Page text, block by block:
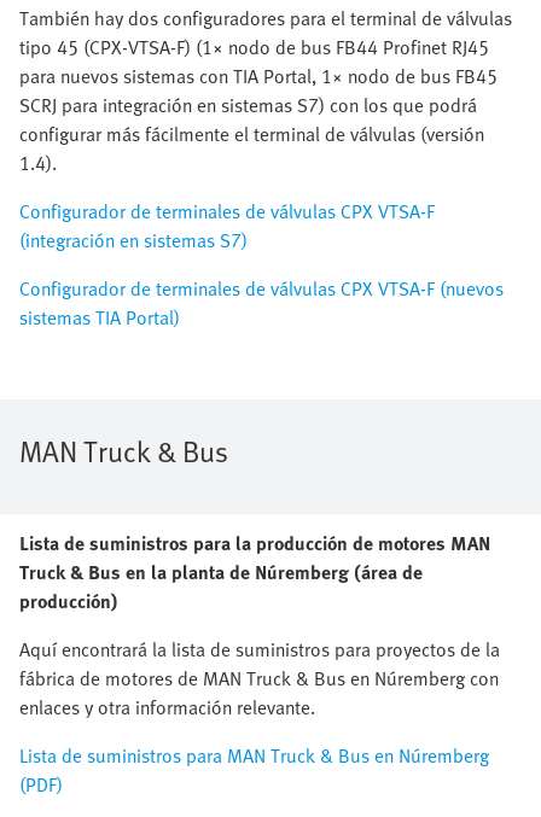
También hay dos configuradores para el terminal de válvulas
tipo 45 (CPX-VTSA-F) (1× nodo de bus FB44 Profinet RJ45
para nuevos sistemas con TIA Portal, 1× nodo de bus FB45
SCRJ para integración en sistemas S7) con los que podrá
configurar más fácilmente el terminal de válvulas (versión
1.4).
Configurador de terminales de válvulas CPX VTSA-F
(integración en sistemas S7)
Configurador de terminales de válvulas CPX VTSA-F (nuevos
sistemas TIA Portal)
MAN Truck & Bus
Lista de suministros para la producción de motores MAN
Truck & Bus en la planta de Núremberg (área de
producción)
Aquí encontrará la lista de suministros para proyectos de la
fábrica de motores de MAN Truck & Bus en Núremberg con
enlaces y otra información relevante.
Lista de suministros para MAN Truck & Bus en Núremberg
(PDF)